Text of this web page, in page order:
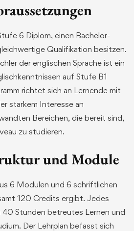
6 Diplom, einen Bachelor-
Qualifikation besitzen.
der englischen Sprache ist ein
auf Stufe B1
richtet sich an Lernende mit
starkem Interesse an
Bereichen, die bereit sind,
zu studieren.
und Module
6 Modulen und 6 schriftlichen
120 Credits ergibt. Jedes
Stunden betreutes Lernen und
Der Lehrplan befasst sich